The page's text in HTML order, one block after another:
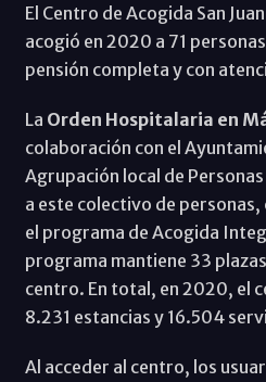
El Centro de Acogida San
acogió en 2020 a 71
pensión completa y con
La Orden Hospitalaria en
colaboración con el
Agrupación local de
a este colectivo de personas,
el programa de Acogida
programa mantiene 33
centro. En total, en 2020, el
8.231 estancias y 16.504
Al acceder al centro, los